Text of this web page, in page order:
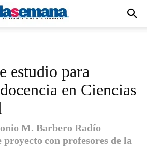
estudio para
en Ciencias
M. Barbero Radío
con profesores de la